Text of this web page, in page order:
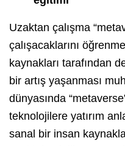
Uzaktan çalışma
çalışacaklarını
kaynakları tarafından
bir artış yaşanması
dünyasında
teknolojilere yatırım
sanal bir insan